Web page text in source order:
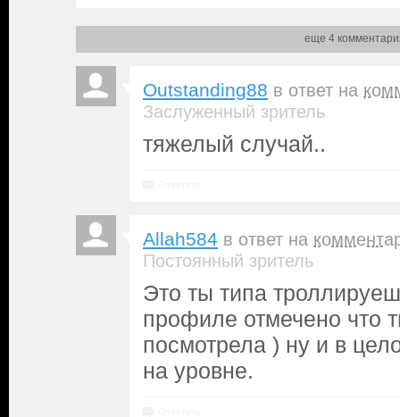
еще 4
Outstanding88 в ответ на
Заслуженный зритель
тяжелый случай..
Allah584 в ответ на
Постоянный зритель
Это ты типа
профиле отмечено что
посмотрела ) ну и в
на уровне.